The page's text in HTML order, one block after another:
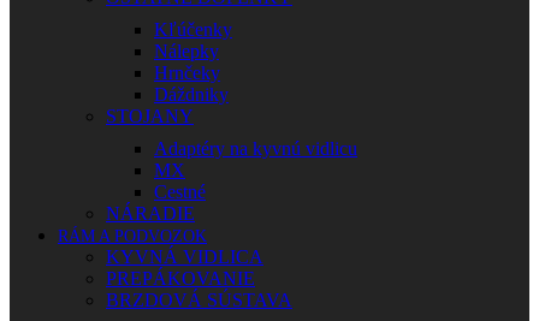
Kľúčenky
Nálepky
Hrnčeky
Dáždniky
STOJANY
Adaptéry na kyvnú vidlicu
MX
Cestné
NÁRADIE
RÁM A PODVOZOK
KYVNÁ VIDLICA
PREPÁKOVANIE
BRZDOVÁ SÚSTAVA